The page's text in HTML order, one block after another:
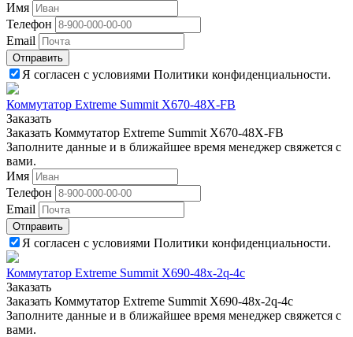
Имя
Телефон
Email
Отправить
Я согласен с условиями Политики конфиденциальности.
Коммутатор Extreme Summit X670-48X-FB
Заказать
Заказать Коммутатор Extreme Summit X670-48X-FB
Заполните данные и в ближайшее время менеджер свяжется с
вами.
Имя
Телефон
Email
Отправить
Я согласен с условиями Политики конфиденциальности.
Коммутатор Extreme Summit X690-48x-2q-4c
Заказать
Заказать Коммутатор Extreme Summit X690-48x-2q-4c
Заполните данные и в ближайшее время менеджер свяжется с
вами.